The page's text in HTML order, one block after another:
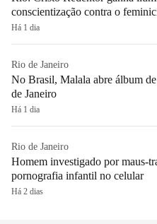
conscientização contra o
Há 1 dia
Rio de Janeiro
No Brasil, Malala abre álbum
de Janeiro
Há 1 dia
Rio de Janeiro
Homem investigado por maus-
pornografia infantil no celular
Há 2 dias